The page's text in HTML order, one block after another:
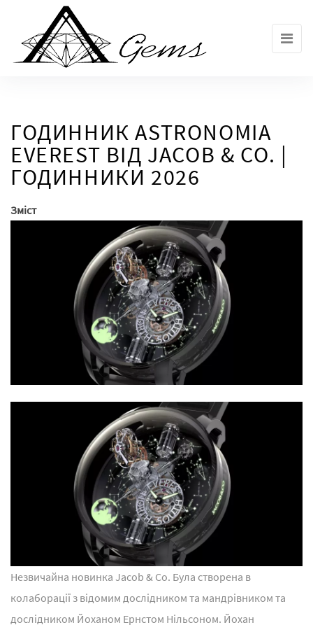
ГОДИННИК ASTRONOMIA
EVEREST ВІД JACOB & CO. |
ГОДИННИКИ 2026
Зміст
Незвичайна новинка Jacob & Co. Була створена в
колаборації з відомим дослідником та мандрівником та
дослідником Йоханом Ернстом Нільсоном. Йохан